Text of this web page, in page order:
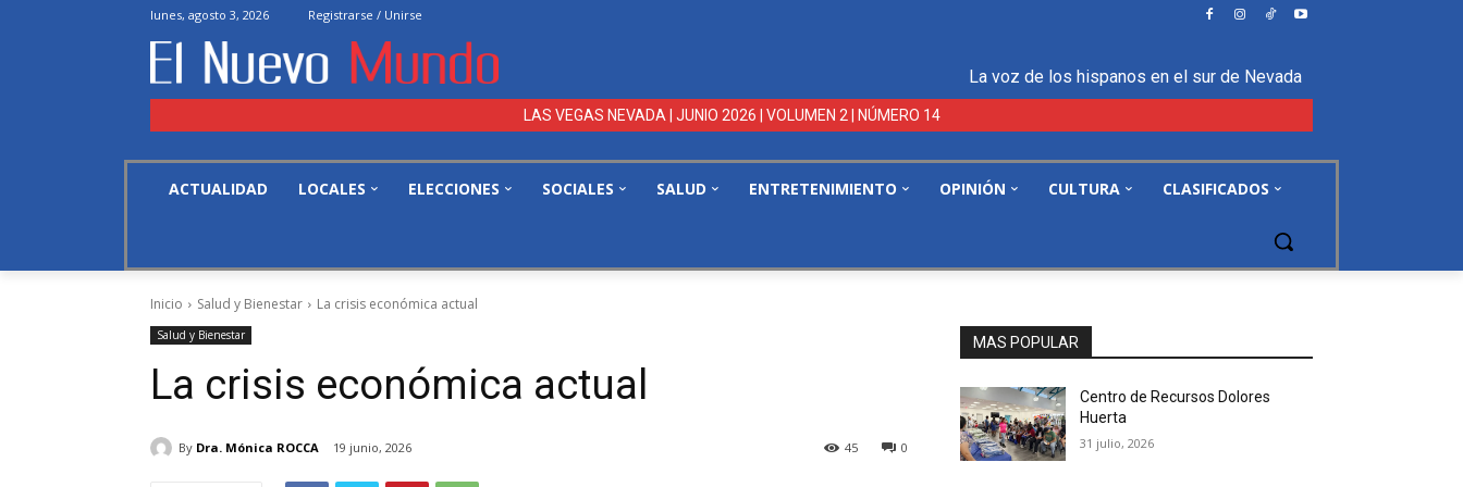
lunes, agosto 3, 2026 Registrarse / Unirse
La voz de los hispanos en el sur de Nevada
LAS VEGAS NEVADA | JUNIO 2026 | VOLUMEN 2 | NÚMERO 14
ACTUALIDAD LOCALES ELECCIONES SOCIALES SALUD ENTRETENIMIENTO OPINIÓN CULTURA CLASIFICADOS
Inicio Salud y Bienestar La crisis económica actual
Salud y Bienestar
La crisis económica actual
By Dra. Mónica ROCCA 19 junio, 2026 0
45
MAS POPULAR
Centro de Recursos Dolores
Huerta
31 julio, 2026